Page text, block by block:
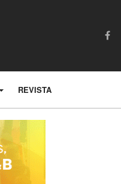
REVISTA